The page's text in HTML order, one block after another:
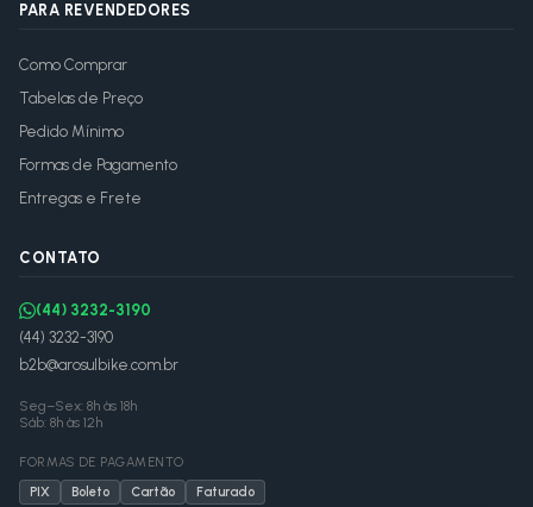
PARA REVENDEDORES
Como Comprar
Tabelas de Preço
Pedido Mínimo
Formas de Pagamento
Entregas e Frete
CONTATO
(44) 3232-3190
(44) 3232-3190
b2b@arosulbike.com.br
Seg–Sex: 8h às 18h
Sáb: 8h às 12h
FORMAS DE PAGAMENTO
PIX
Boleto Cartão Faturado